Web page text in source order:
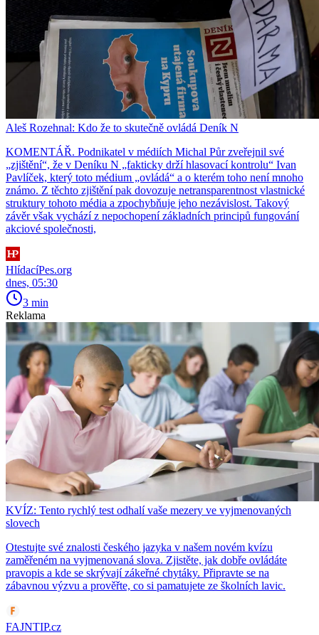
Aleš Rozehnal: Kdo že to skutečně ovládá Deník N
KOMENTÁŘ. Podnikatel v médiích Michal Půr zveřejnil své
„zjištění“, že v Deníku N „fakticky drží hlasovací kontrolu“ Ivan
Pavlíček, který toto médium „ovládá“ a o kterém toho není mnoho
známo. Z těchto zjištění pak dovozuje netransparentnost vlastnické
struktury tohoto média a zpochybňuje jeho nezávislost. Takový
závěr však vychází z nepochopení základních principů fungování
akciové společnosti,
HlídacíPes.org
dnes, 05:30
3 min
Reklama
KVÍZ: Tento rychlý test odhalí vaše mezery ve vyjmenovaných
slovech
Otestujte své znalosti českého jazyka v našem novém kvízu
zaměřeném na vyjmenovaná slova. Zjistěte, jak dobře ovládáte
pravopis a kde se skrývají zákeřné chytáky. Připravte se na
zábavnou výzvu a prověřte, co si pamatujete ze školních lavic.
FAJNTIP.cz